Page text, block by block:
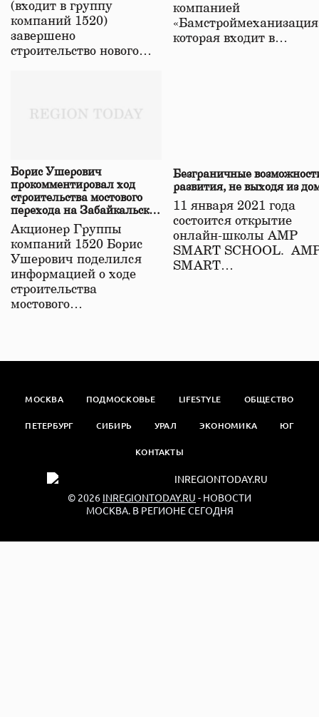
(входит в группу
компаний 1520)
завершено
строительство нового…
компанией
которая входит в…
Борис Ушерович
прокомментировал ход
строительства мостового
перехода на Забайкальской
железной дороге
Акционер Группы
компаний 1520 Борис
Ушерович поделился
информацией о ходе
строительства
мостового…
Безграничные
развития, не выходя из
11 января 2021 года
состоится открытие
онлайн-школы АМР
SMART SCHOOL.
SMART…
МОСКВА ПОДМОСКОВЬЕ LIFESTYLE ОБЩЕСТВО
ПЕТЕРБУРГ СИБИРЬ УРАЛ ЭКОНОМИКА ЮГ
КОНТАКТЫ
© 2026 INREGIONTODAY.RU - НОВОСТИ
МОСКВА. В РЕГИОНЕ СЕГОДНЯ